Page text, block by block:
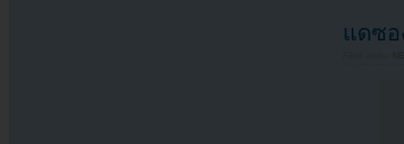
แดซอ